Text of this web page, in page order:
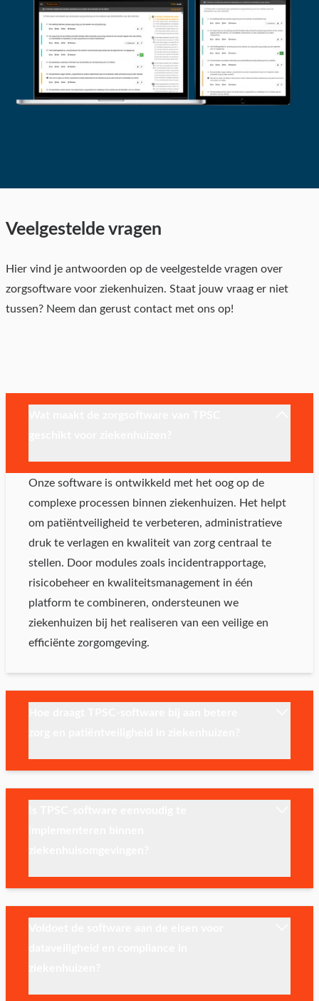
Veelgestelde vragen
Hier vind je antwoorden op de veelgestelde vragen over
zorgsoftware voor ziekenhuizen. Staat jouw vraag er niet
tussen? Neem dan gerust contact met ons op!
Onze software is ontwikkeld met het oog op de
complexe processen binnen ziekenhuizen. Het helpt
om patiëntveiligheid te verbeteren, administratieve
druk te verlagen en kwaliteit van zorg centraal te
stellen. Door modules zoals incidentrapportage,
risicobeheer en kwaliteitsmanagement in één
platform te combineren, ondersteunen we
ziekenhuizen bij het realiseren van een veilige en
efficiënte zorgomgeving.